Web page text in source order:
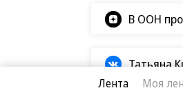
В ООН
Татьяна
Лента Моя